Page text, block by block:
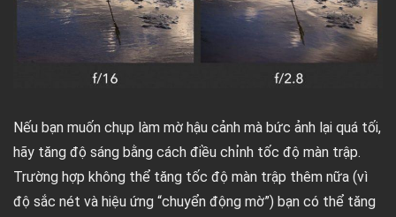
Nếu bạn muốn chụp làm mờ hậu cảnh mà bức ảnh lại quá tối,
hãy tăng độ sáng bằng cách điều chỉnh tốc độ màn trập.
Trường hợp không thể tăng tốc độ màn trập thêm nữa (vì
độ sắc nét và hiệu ứng “chuyển động mờ”) bạn có thể tăng